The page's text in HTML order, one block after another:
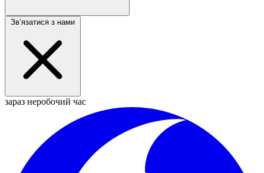
Звʼязатися з нами
зараз неробочий час